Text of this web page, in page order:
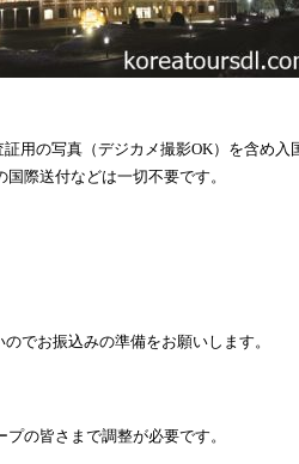
用の写真（デジカメ撮影OK）を含め入
際送付などは一切不要です。
でお振込みの準備をお願いします。
の皆さまで調整が必要です。